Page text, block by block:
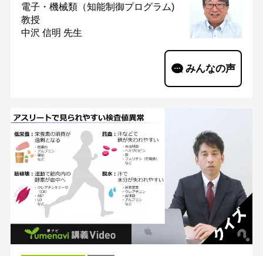
電子・機械類（知能制御プログラム)
教授
中沢 信明 先生
みんなの声